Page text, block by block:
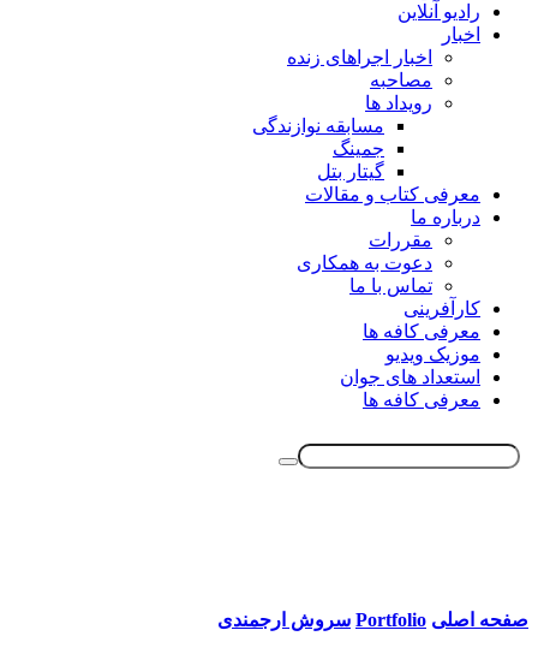
رادیو آنلاین
اخبار
اخبار اجراهای زنده
مصاحبه
رویداد ها
مسابقه نوازندگی
جمینگ
گیتار بتل
معرفی کتاب و مقالات
درباره ما
مقررات
دعوت به همکاری
تماس با ما
کارآفرینی
معرفی کافه ها
موزیک ویدیو
استعداد های جوان
معرفی کافه ها
صفحه اصلی Portfolio سروش ارجمندی